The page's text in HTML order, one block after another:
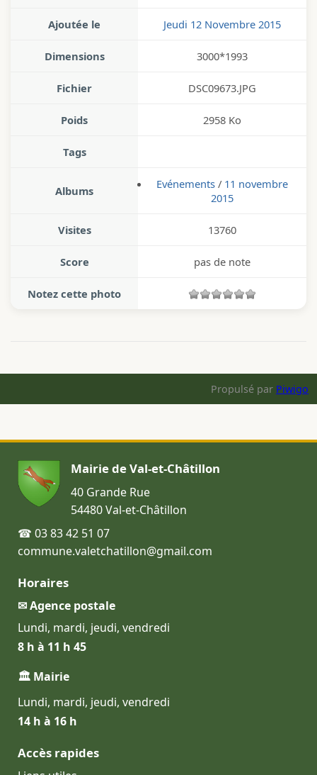
Ajoutée le Jeudi 12 Novembre 2015
Dimensions 3000*1993
Fichier DSC09673.JPG
Poids 2958 Ko
Tags
Albums Evénements / 11 novembre
2015
Visites 13760
Score pas de note
Notez cette photo
Propulsé par Piwigo
Mairie de Val-et-Châtillon
40 Grande Rue
54480 Val-et-Châtillon
☎ 03 83 42 51 07
commune.valetchatillon@gmail.com
Horaires
✉ Agence postale
Lundi, mardi, jeudi, vendredi
8 h à 11 h 45
🏛 Mairie
Lundi, mardi, jeudi, vendredi
14 h à 16 h
Accès rapides